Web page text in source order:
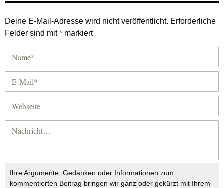
Deine E-Mail-Adresse wird nicht veröffentlicht. Erforderliche
Felder sind mit* markiert
Ihre Argumente, Gedanken oder Informationen zum
kommentierten Beitrag bringen wir ganz oder gekürzt mit Ihrem